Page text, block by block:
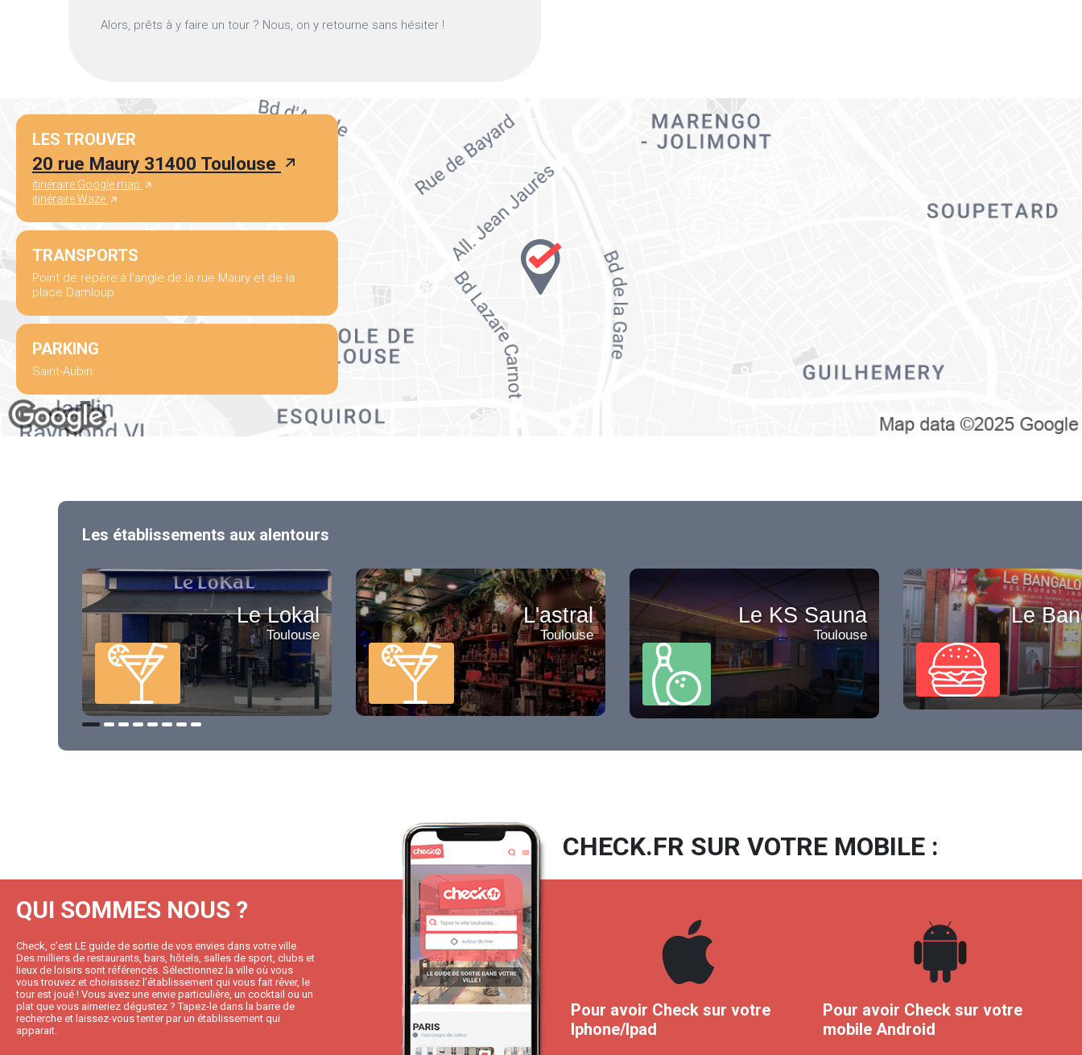
Alors, prêts à y faire un tour ? Nous, on y retourne sans hésiter !
LES TROUVER
20 rue Maury 31400 Toulouse
itinéraire Google map
itinéraire Waze
TRANSPORTS
Point de repère:à l'angle de la rue Maury et de la
place Damloup.
PARKING
Saint-Aubin.
Les établissements aux alentours
Le Lokal
Toulouse
L'astral
Toulouse
Le KS Sauna
Toulouse
Le
QUI SOMMES NOUS ?
Check, c’est LE guide de sortie de vos envies dans votre ville.
Des milliers de restaurants, bars, hôtels, salles de sport, clubs et
lieux de loisirs sont référencés. Sélectionnez la ville où vous
vous trouvez et choisissez l’établissement qui vous fait rêver, le
tour est joué ! Vous avez une envie particulière, un cocktail ou un
plat que vous aimeriez dégustez ? Tapez-le dans la barre de
recherche et laissez-vous tenter par un établissement qui
apparait.
CHECK.FR SUR VOTRE MOBILE :
Pour avoir Check sur votre
Iphone/Ipad
Pour avoir Check sur votre
mobile Android